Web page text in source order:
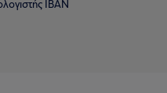
IBAN